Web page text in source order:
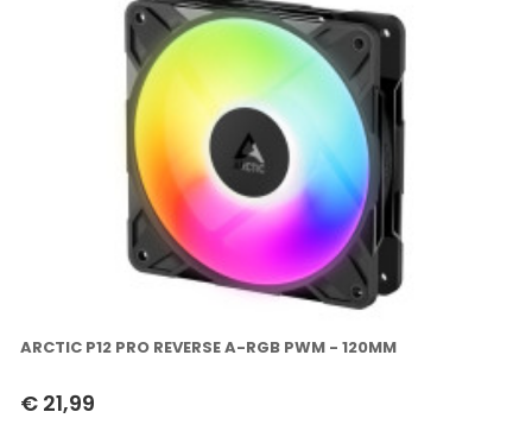
ARCTIC P12 PRO REVERSE A-RGB PWM - 120MM
€ 21,99